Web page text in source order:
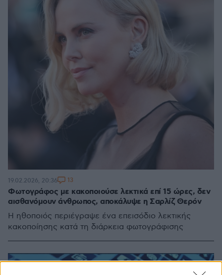
Φωτογράφος με κακοποιούσε λεκτικά επί 15 ώρες, δεν
αισθανόμουν άνθρωπος, αποκάλυψε η Σαρλίζ Θερόν
Η ηθοποιός περιέγραψε ένα επεισόδιο λεκτικής
κακοποίησης κατά τη διάρκεια φωτογράφισης
19.02.2026, 20:36 13